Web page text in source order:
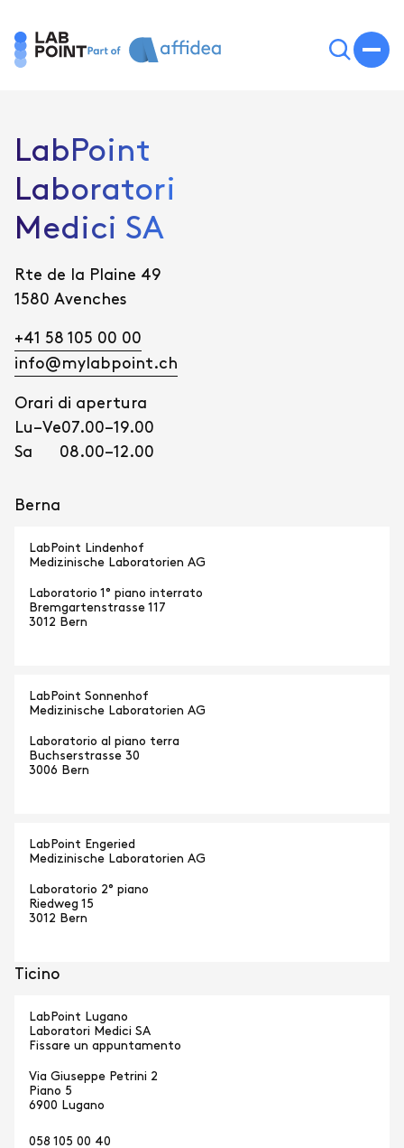
LabPoint
Laboratori
Medici SA
Rte de la Plaine 49
1580 Avenches
+41 58 105 00 00
info@mylabpoint.ch
Orari di apertura
Lu–Ve07.00–19.00
Sa
08.00–12.00
Berna
LabPoint Lindenhof
Medizinische Laboratorien AG
Laboratorio 1° piano interrato
Bremgartenstrasse 117
3012 Bern
LabPoint Sonnenhof
Medizinische Laboratorien AG
Laboratorio al piano terra
Buchserstrasse 30
3006 Bern
LabPoint Engeried
Medizinische Laboratorien AG
Laboratorio 2° piano
Riedweg 15
3012 Bern
Ticino
LabPoint Lugano
Laboratori Medici SA
Fissare un appuntamento
Via Giuseppe Petrini 2
Piano 5
6900 Lugano
058 105 00 40